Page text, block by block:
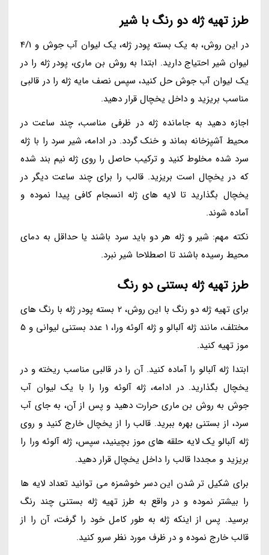
طرز تهیه ژله دو رنگ با شیر
در این روش، به یک بسته پودر ژله، یک لیوان آب جوش و 4/1
لیوان شیر احتیاج دارید. ابتدا به روش بن ماری، پودر ژله را در
یک لیوان آب جوش حل کنید، سپس نصف مایه ژله را در قالبی
مناسب بریزید و داخل یخچال قرار دهید.
اجازه دهید به جامانده ژله در ظرفی مناسب، چند ساعت در
محیط آشپزخانه بماند و خنک گردد. در ادامه، شیر سرد را با ژله
سرد شده مخلوط کنید و ترکیب حاصل را روی ژله نیم بند شده
که در یخچال است بریزید. قالب را برای چند ساعت دیگر در
یخچال بگذارید تا لایه های ژله انسجام کافی پیدا نموده و
آماده شوند.
نکته مهم: شیر و ژله هر دو باید سرد باشند یا حداقل به دمای
محیط رسیده باشند تا اصطلاحا شیر نبرد.
طرز تهیه ژله بستنی دو رنگ
برای تهیه ژله دو رنگ با این روش، 2 بسته پودر ژله با رنگ های
مختلف، مانند ژله آلبالو و ژله آلوئه ورا، 1 عدد بستنی لیوانی و 5
موز تهیه کنید.
ابتدا ژله آلبالو را آماده کنید. آن را در قالبی مناسب ریخته و در
یخچال بگذارید. در ادامه، ژله آلوئه ورا را با یک لیوان آب
جوش به روش بن ماری حرارت دهید و پس از آن، به جای آب
سرد، از بستنی بهره ببرید. قالب را از یخچال خارج کنید و روی
ژله آلبالو یک لایه حلقه های موز بچینید، سپس، ژله آلوئه ورا را
بریزید و مجددا قالب را داخل یخچال قرار دهید.
برای شکیل تر شدن این دسر خوشمزه می توانید تعداد لایه ها
را بیشتر نموده و در واقع به طرز تهیه ژله بستنی چند رنگ
برسید. پس از اینکه ژله به طور کامل خود را گرفت، آن را از
قالب خارج نموده و در ظرف مورد نظر سرو کنید.